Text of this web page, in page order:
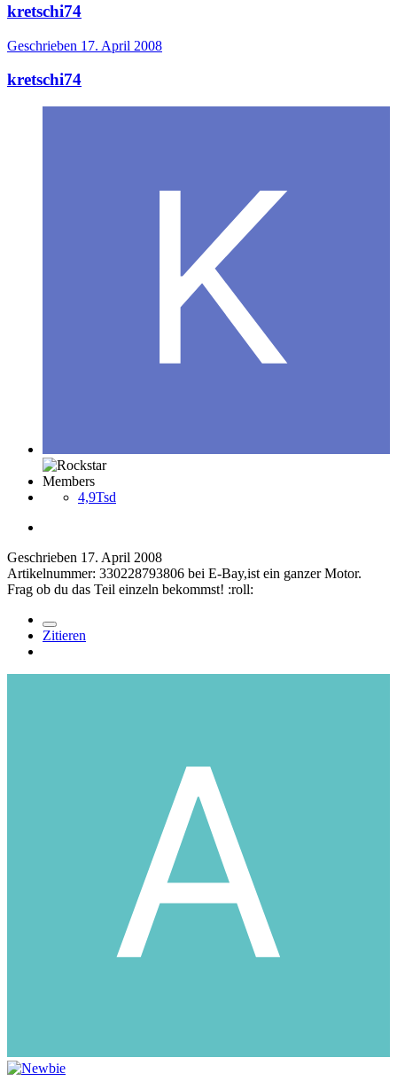
kretschi74
Geschrieben 17. April 2008
kretschi74
Members
4,9Tsd
Geschrieben 17. April 2008
Artikelnummer: 330228793806 bei E-Bay,ist ein ganzer Motor.
Frag ob du das Teil einzeln bekommst! :roll:
Zitieren